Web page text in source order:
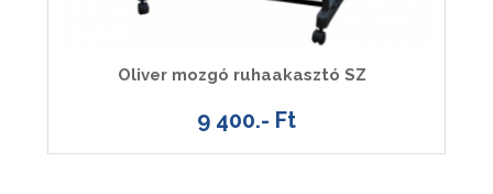
Oliver mozgó ruhaakasztó SZ
9 400.- Ft